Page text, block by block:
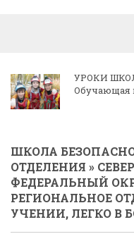
ШКОЛА
ОТДЕЛЕНИЯ »
ФЕДЕРАЛЬНЫЙ
РЕГИОНАЛЬНОЕ
УЧЕНИИ, ЛЕГКО В